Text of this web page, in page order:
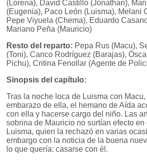
(Lorena), David Castillo (Jonathan),
(Eugenia), Paco León (Luisma), Melani
Pepe Viyuela (Chema), Eduardo
Mariano Peña (Mauricio)
Resto del reparto: Pepa Rus (Macu),
(Toni), Canco Rodríguez (Barajas),
Pichu), Critina Fenollar (Agente de
Sinopsis del capítulo:
Tras la noche loca de Luisma con
embarazo de ella, el hemano de Aída
con ella y hacerse cargo del niño. Las
sobrina de Mauricio no surtían efecto
Luisma, quien la rechazó en varias
embargo con la noticia de la buena
lo que quería: casarse con él.